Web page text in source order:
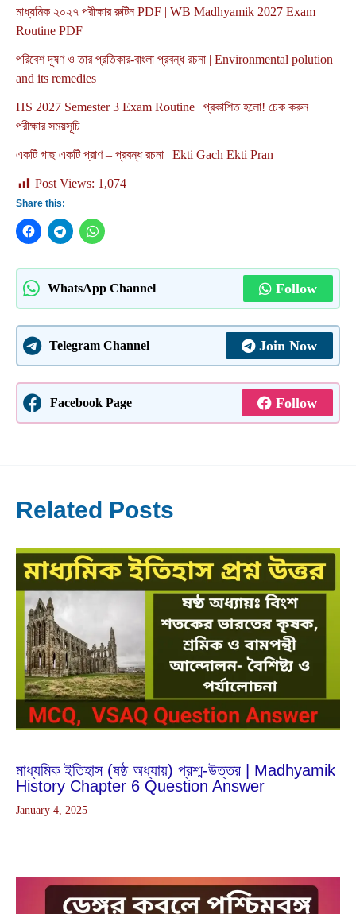
মাধ্যমিক ২০২৭ পরীক্ষার রুটিন PDF | WB Madhyamik 2027 Exam
Routine PDF
পরিবেশ দূষণ ও তার প্রতিকার-বাংলা প্রবন্ধ রচনা | Environmental polution
and its remedies
HS 2027 Semester 3 Exam Routine | প্রকাশিত হলো! চেক করুন
পরীক্ষার সময়সূচি
একটি গাছ একটি প্রাণ – প্রবন্ধ রচনা | Ekti Gach Ekti Pran
Post Views: 1,074
Share this:
WhatsApp Channel Follow
Telegram Channel Join Now
Facebook Page Follow
Related Posts
মাধ্যমিক ইতিহাস (ষষ্ঠ অধ্যায়) প্রশ্ম-উত্তর | Madhyamik
History Chapter 6 Question Answer
January 4, 2025